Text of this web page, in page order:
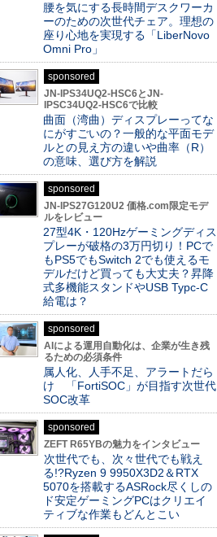
腰を気にする長時間デスクワーカ
ーのための次世代チェア。理想の
座り心地を実現する「LiberNovo
Omni Pro」
sponsored
JN-IPS34UQ2-HSC6とJN-
IPSC34UQ2-HSC6で比較
曲面（湾曲）ディスプレーってな
にがすごいの？一般的な平面モデ
ルとの見え方の違いや曲率（R）
の意味、選び方を解説
sponsored
JN-IPS27G120U2 価格.com限定モデ
ルをレビュー
27型4K・120Hzゲーミングディス
プレーが破格の3万円切り！PCで
もPS5でもSwitch 2でも使えるモ
デルだけど買っても大丈夫？昇降
式多機能スタンドやUSB Typc-C
給電は？
sponsored
AIによる運用自動化は、企業が生き残
るための必須条件
属人化、人手不足、アラートだら
け 「FortiSOC」が目指す次世代
SOC改革
sponsored
ZEFT R65YBの魅力をインタビュー
次世代でも、次々世代でも戦え
る!?Ryzen 9 9950X3D2＆RTX
5070を搭載するASRock尽くしの
ド安定ゲーミングPCはクリエイ
ティブな作業もどんとこい